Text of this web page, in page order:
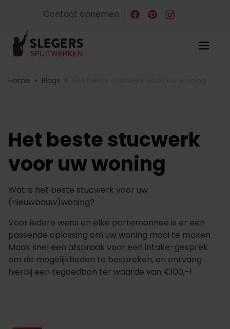
Contact opnemen
Home » Blogs »
Het beste stucwerk
voor uw woning
Wat is het beste stucwerk voor uw
(nieuwbouw)woning?
Voor iedere wens en elke portemonnee is er een
passende oplossing om uw woning mooi te maken.
Maak snel een afspraak voor een intake-gesprek
om de mogelijkheden te bespreken, en ontvang
hierbij een tegoedbon ter waarde van €100,-!